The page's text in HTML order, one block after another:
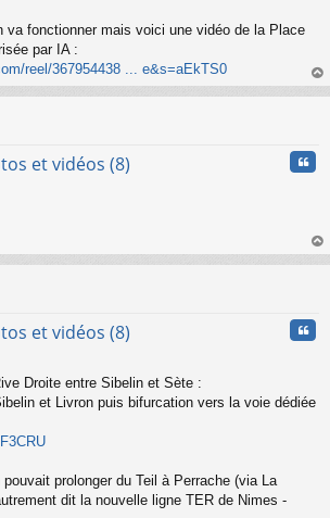
va fonctionner mais voici une vidéo de la Place
par IA :
reel/367954438 ... e&s=aEkTS0
au
et vidéos (8)
au
et vidéos (8)
Droite entre Sibelin et Sète :
et Livron puis bifurcation vers la voie dédiée
prolonger du Teil à Perrache (via La
dit la nouvelle ligne TER de Nimes -